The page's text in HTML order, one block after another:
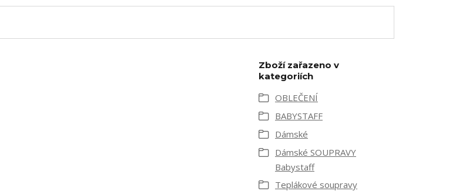
Zboží zařazeno v
kategoriích
OBLEČENÍ
BABYSTAFF
Dámské
Dámské SOUPRAVY
Babystaff
Teplákové soupravy